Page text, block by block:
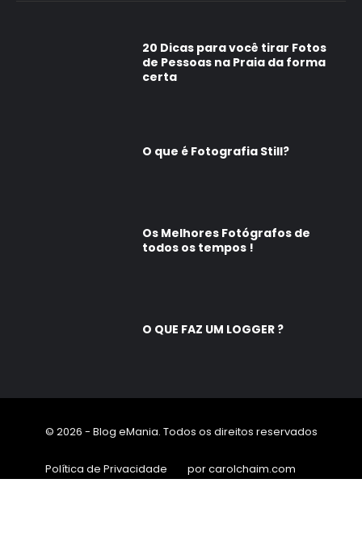
20 Dicas para você tirar Fotos
de Pessoas na Praia da forma
certa
O que é Fotografia Still?
Os Melhores Fotógrafos de
todos os tempos !
O QUE FAZ UM LOGGER ?
© 2026 - Blog eMania. Todos os direitos reservados
Política de Privacidade por carolchaim.com